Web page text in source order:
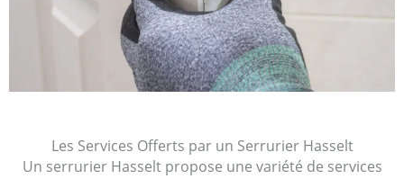
Les Services Offerts par un Serrurier Hasselt
Un serrurier Hasselt propose une variété de services